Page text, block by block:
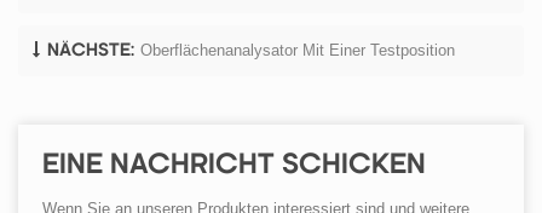
NÄCHSTE: Oberflächenanalysator Mit Einer Testposition
EINE NACHRICHT SCHICKEN
Wenn Sie an unseren Produkten interessiert sind und weitere